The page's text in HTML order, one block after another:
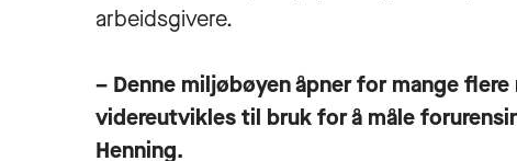
arbeidsgivere.
– Denne miljøbøyen åpner for mange
videreutvikles til bruk for å måle
Henning.